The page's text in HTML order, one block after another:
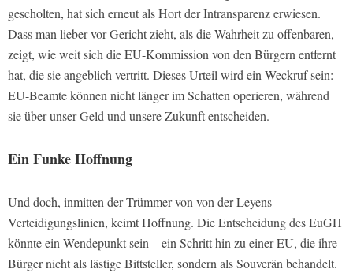
gescholten, hat sich erneut als Hort der Intransparenz erwiesen.
Dass man lieber vor Gericht zieht, als die Wahrheit zu offenbaren,
zeigt, wie weit sich die EU-Kommission von den Bürgern entfernt
hat, die sie angeblich vertritt. Dieses Urteil wird ein Weckruf sein:
EU-Beamte können nicht länger im Schatten operieren, während
sie über unser Geld und unsere Zukunft entscheiden.
Ein Funke Hoffnung
Und doch, inmitten der Trümmer von von der Leyens
Verteidigungslinien, keimt Hoffnung. Die Entscheidung des EuGH
könnte ein Wendepunkt sein – ein Schritt hin zu einer EU, die ihre
Bürger nicht als lästige Bittsteller, sondern als Souverän behandelt.